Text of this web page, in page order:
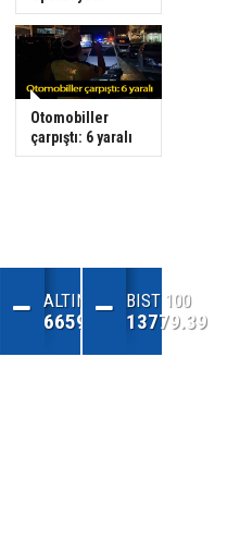
Otomobiller
çarpıştı: 6 yaralı
ALTIN
6659.71
BIST 100
13779.39